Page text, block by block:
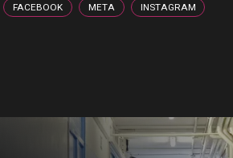
FACEBOOK META INSTAGRAM